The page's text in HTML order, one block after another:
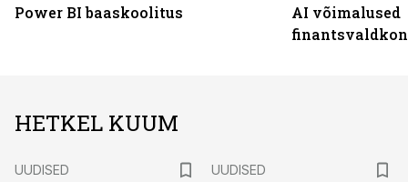
Power BI baaskoolitus
AI võimalused
HETKEL KUUM
UUDISED
UUDISED